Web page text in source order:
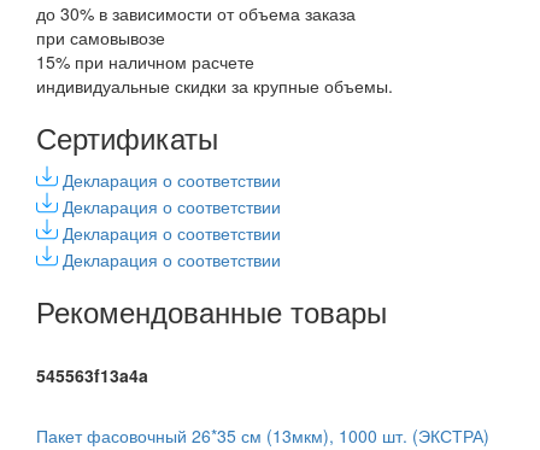
до 30% в зависимости от объема заказа
при самовывозе
15% при наличном расчете
индивидуальные скидки за крупные объемы.
Сертификаты
Декларация о соответствии
Декларация о соответствии
Декларация о соответствии
Декларация о соответствии
Рекомендованные товары
545563f13a4a
Пакет фасовочный 26*35 см (13мкм), 1000 шт. (ЭКСТРА)